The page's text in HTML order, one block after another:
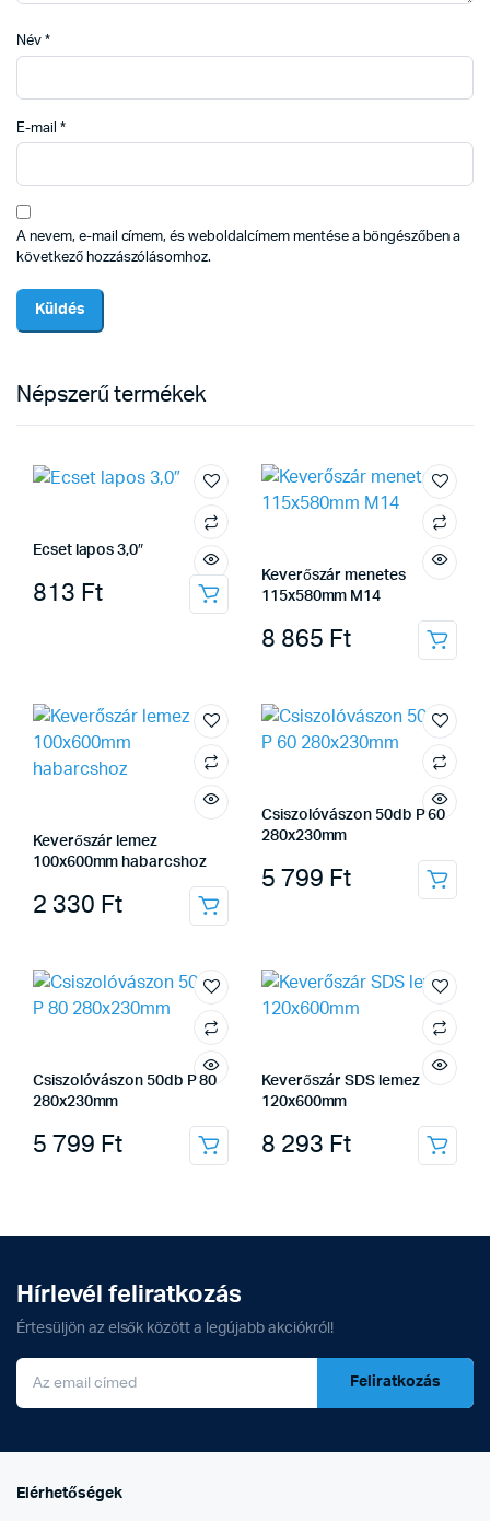
Név *
E-mail *
A nevem, e-mail címem, és weboldalcímem mentése a böngészőben a
következő hozzászólásomhoz.
Népszerű termékek
Ecset lapos 3,0″
813 Ft
Keverőszár menetes
115x580mm M14
8 865 Ft
Keverőszár lemez
100x600mm habarcshoz
2 330 Ft
Csiszolóvászon 50db P 60
280x230mm
5 799 Ft
Csiszolóvászon 50db P 80
280x230mm
5 799 Ft
Keverőszár SDS lemez
120x600mm
8 293 Ft
Hírlevél feliratkozás
Értesüljön az elsők között a legújabb akciókról!
Feliratkozás
Elérhetőségek